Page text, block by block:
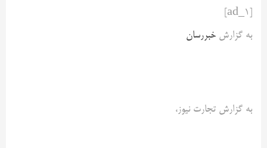
به گزارش خبررسان
به گزارش تجارت نیوز،